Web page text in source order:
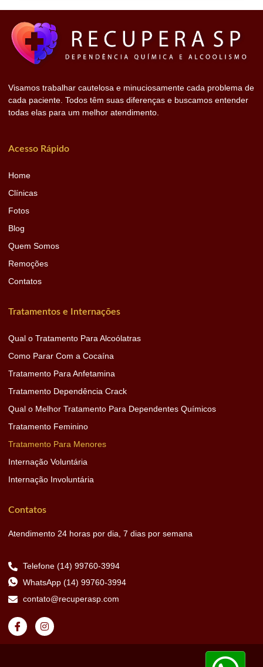
Visamos trabalhar cautelosa e minuciosamente cada problema de
cada paciente. Todos têm suas diferenças e buscamos entender
todas elas para um melhor atendimento.
Acesso Rápido
Home
Clínicas
Fotos
Blog
Quem Somos
Remoções
Contatos
Tratamentos e Internações
Qual o Tratamento Para Alcoólatras
Como Parar Com a Cocaína
Tratamento Para Anfetamina
Tratamento Dependência Crack
Qual o Melhor Tratamento Para Dependentes Químicos
Tratamento Feminino
Tratamento Para Menores
Internação Voluntária
Internação Involuntária
Contatos
Atendimento 24 horas por dia, 7 dias por semana
Telefone (14) 99760-3994
WhatsApp (14) 99760-3994
contato@recuperasp.com